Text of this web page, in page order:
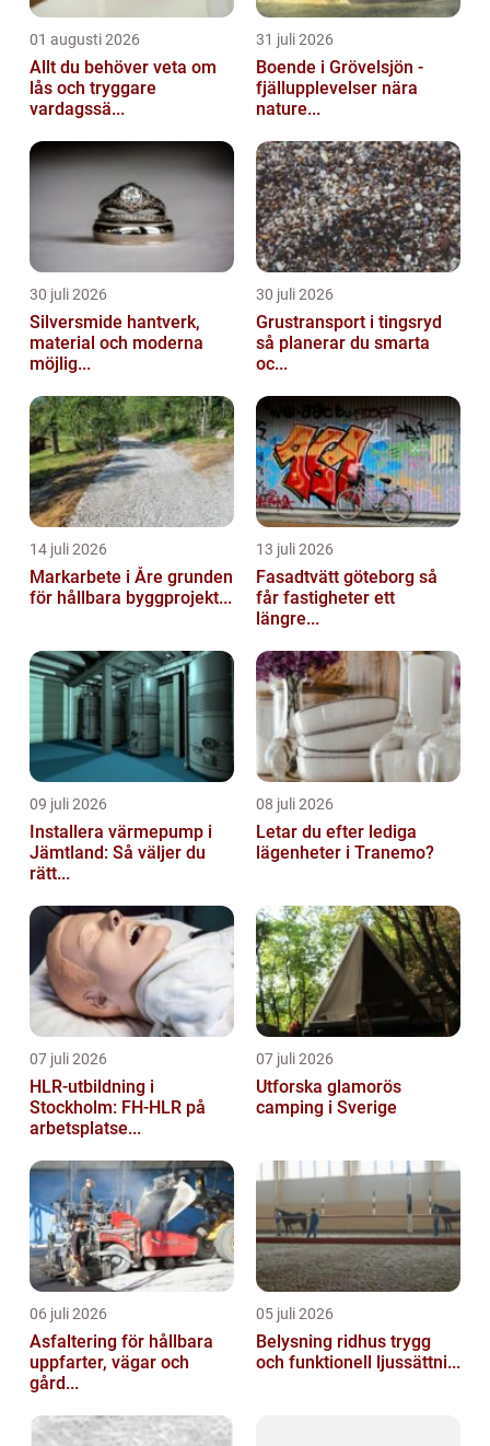
01 augusti 2026
Allt du behöver veta om
lås och tryggare
vardagssä...
31 juli 2026
Boende i Grövelsjön -
fjällupplevelser nära
nature...
30 juli 2026
Silversmide hantverk,
material och moderna
möjlig...
30 juli 2026
Grustransport i tingsryd
så planerar du smarta
oc...
14 juli 2026
Markarbete i Åre grunden
för hållbara byggprojekt...
13 juli 2026
Fasadtvätt göteborg så
får fastigheter ett
längre...
09 juli 2026
Installera värmepump i
Jämtland: Så väljer du
rätt...
08 juli 2026
Letar du efter lediga
lägenheter i Tranemo?
07 juli 2026
HLR-utbildning i
Stockholm: FH-HLR på
arbetsplatse...
07 juli 2026
Utforska glamorös
camping i Sverige
06 juli 2026
Asfaltering för hållbara
uppfarter, vägar och
gård...
05 juli 2026
Belysning ridhus trygg
och funktionell ljussättni...